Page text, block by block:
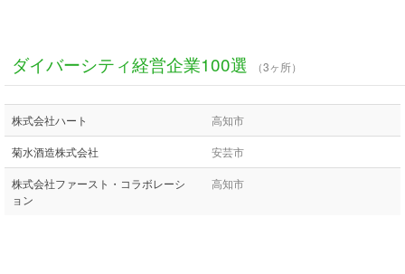
ダイバーシティ経営企業100選 （3ヶ所）
株式会社ハート 高知市
菊水酒造株式会社 安芸市
株式会社ファースト・コラボレーシ
ョン
高知市